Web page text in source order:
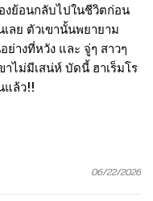
งย้อนกลับไปในชีวิตก่อน
ลย ตัวเขานั้นพยายาม
างที่หวัง และ จู่ๆ สาวๆ
าไม่มีเสน่ห์ บัดนี้ ฮาเร็มโร
แล้ว!!
06/22/2026